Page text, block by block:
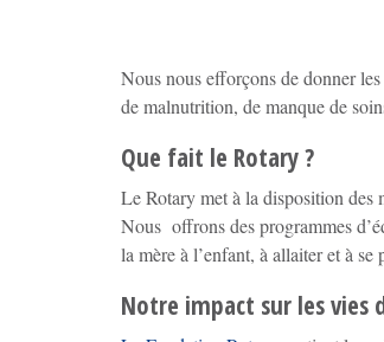
Nous nous efforçons de donner
de malnutrition, de manque de
Que fait le Rotary ?
Le Rotary met à la disposition des
Nous offrons des programmes
la mère à l’enfant, à allaiter et à
Notre impact sur les vies